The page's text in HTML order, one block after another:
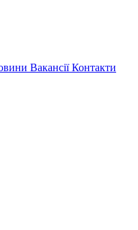
Вакансії Контакти